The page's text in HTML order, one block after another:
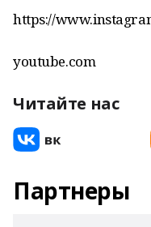
https://
youtube.com
Читайте нас
Партнеры